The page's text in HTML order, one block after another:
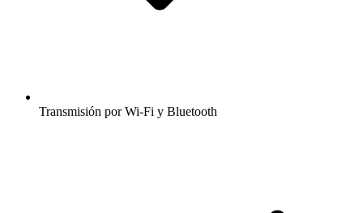
Transmisión por Wi-Fi y Bluetooth